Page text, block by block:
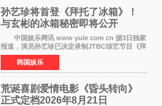
孙艺珍将首登《拜托了冰箱》！
与玄彬的冰箱秘密即将公开
中国娱乐网讯 www yule com cn 据3日独家
报道，演员孙艺珍已决定录制JTBC综艺节目《拜
托了冰箱》，目前正在协调具体细节。这是孙艺
珍首次公开个人冰箱，也是她婚后首次以玄彬的
妻子身份参与
韩国娱乐
荒诞喜剧爱情电影《昏头转向》
正式定档2026年8月21日